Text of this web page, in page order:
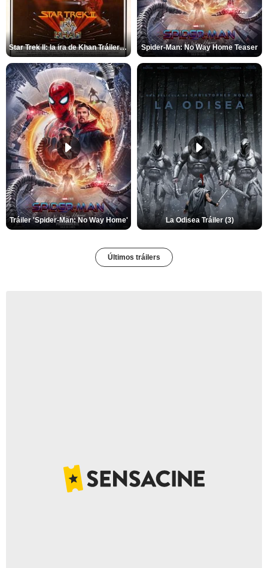
Star Trek II: la ira de Khan Tráiler VO Spider-Man: No Way Home Teaser
Tráiler 'Spider-Man: No Way Home' La Odisea Tráiler (3)
Últimos tráilers